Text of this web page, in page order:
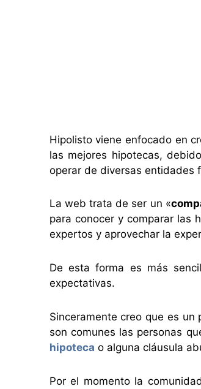
Hipolisto viene enfocado en
las mejores hipotecas,
operar de diversas entidades
La web trata de ser un «
para conocer y comparar las
expertos y aprovechar la
De esta forma es más
expectativas.
Sinceramente creo que es
son comunes las personas
hipoteca o alguna cláusula
Por el momento la